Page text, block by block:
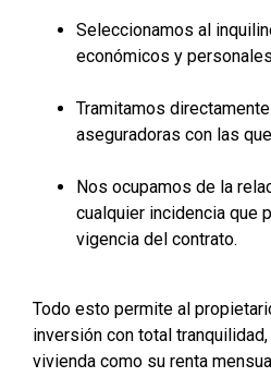
Seleccionamos al
económicos y
Tramitamos
aseguradoras con las
Nos ocupamos de la
cualquier incidencia que
vigencia del contrato.
Todo esto permite al
inversión con total
vivienda como su renta